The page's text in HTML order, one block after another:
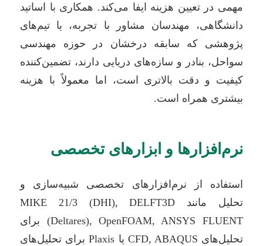
مهمی در تعیین هزینه ایفا می‌کند. همکاری با اساتید
دانشگاهی، مهندسان مشاور با تجربه، یا تیم‌های
پژوهشی که سابقه درخشان در حوزه مهندسی
سواحل، بنادر و سازه‌های دریایی دارند، تضمین‌کننده
کیفیت و دقت بالاتری است، اما معمولاً با هزینه
بیشتری همراه است.
نرم‌افزارها و ابزارهای تخصصی
استفاده از نرم‌افزارهای تخصصی شبیه‌سازی و
تحلیل مانند MIKE 21/3 (DHI), DELFT3D
(Deltares), OpenFOAM, ANSYS FLUENT برای
تحلیل‌های CFD, ABAQUS یا Plaxis برای تحلیل‌های